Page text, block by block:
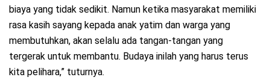
biaya yang tidak sedikit. Namun ketika masyarakat memiliki
rasa kasih sayang kepada anak yatim dan warga yang
membutuhkan, akan selalu ada tangan-tangan yang
tergerak untuk membantu. Budaya inilah yang harus terus
kita pelihara,” tuturnya.